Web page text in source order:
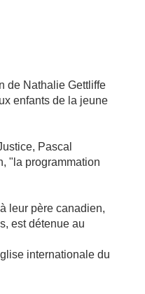
de Nathalie Gettliffe
enfants de la jeune
Pascal
"la programmation
leur père canadien,
est détenue au
internationale du